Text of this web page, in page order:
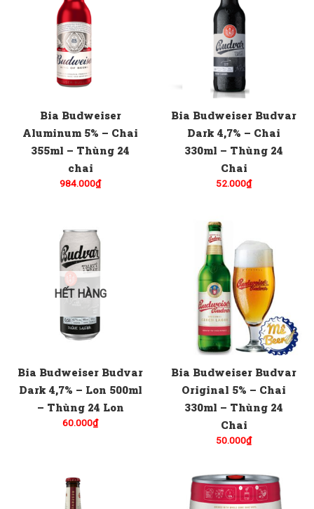
Bia Budweiser
Aluminum 5% – Chai
355ml – Thùng 24
chai
984.000₫
Bia Budweiser Budvar
Dark 4,7% – Chai
330ml – Thùng 24
Chai
52.000₫
HẾT HÀNG
Bia Budweiser Budvar
Dark 4,7% – Lon 500ml
– Thùng 24 Lon
60.000₫
Bia Budweiser Budvar
Original 5% – Chai
330ml – Thùng 24
Chai
50.000₫